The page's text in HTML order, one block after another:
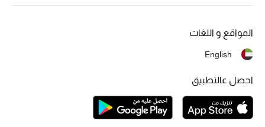
خصومات
جميع مستحضرات الجمال
المواقع و اللغات
English
احصل عالتطبيق